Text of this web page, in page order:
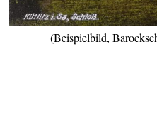
(Beispielbild,